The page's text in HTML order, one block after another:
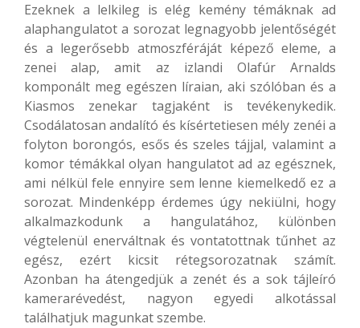
Ezeknek a lelkileg is elég kemény témáknak ad
alaphangulatot a sorozat legnagyobb jelentőségét
és a legerősebb atmoszféráját képező eleme, a
zenei alap, amit az izlandi Olafúr Arnalds
komponált meg egészen líraian, aki szólóban és a
Kiasmos zenekar tagjaként is tevékenykedik.
Csodálatosan andalító és kísértetiesen mély zenéi a
folyton borongós, esős és szeles tájjal, valamint a
komor témákkal olyan hangulatot ad az egésznek,
ami nélkül fele ennyire sem lenne kiemelkedő ez a
sorozat. Mindenképp érdemes úgy nekiülni, hogy
alkalmazkodunk a hangulatához, különben
végtelenül enerváltnak és vontatottnak tűnhet az
egész, ezért kicsit rétegsorozatnak számít.
Azonban ha átengedjük a zenét és a sok tájleíró
kamerarévedést, nagyon egyedi alkotással
találhatjuk magunkat szembe.